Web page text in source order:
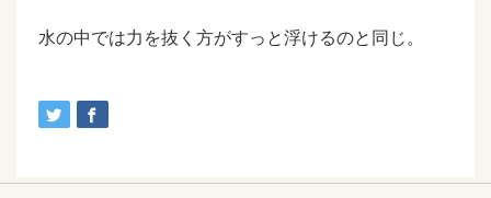
水の中では力を抜く方がすっと浮けるのと同じ。